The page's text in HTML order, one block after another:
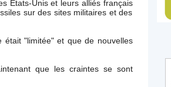
Etats-Unis et leurs alliés français
sur des sites militaires et des
était "limitée" et que de nouvelles
que les craintes se sont